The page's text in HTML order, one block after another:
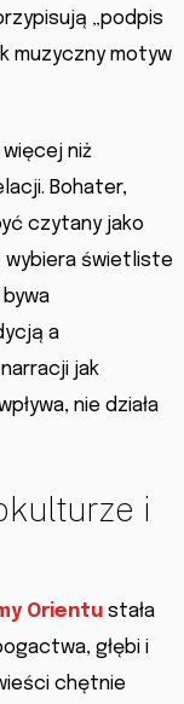
„podpis
muzyczny motyw
niż
Bohater,
czytany jako
świetliste
bywa
a
jak
nie działa
i
Orientustała
głębi i
chętnie